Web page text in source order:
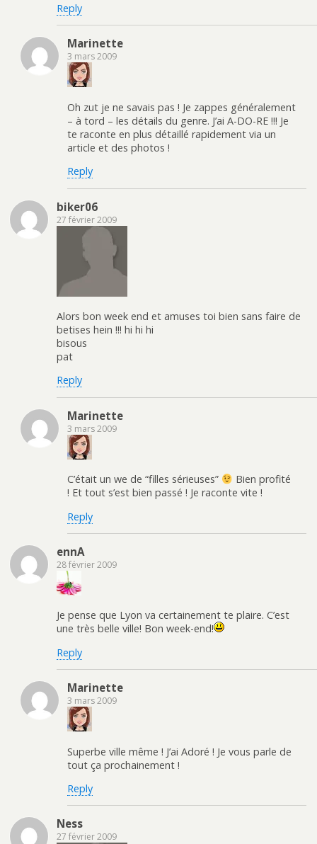
Reply
Marinette
3 mars 2009
Oh zut je ne savais pas ! Je zappes généralement
– à tord – les détails du genre. J’ai A-DO-RE !!! Je
te raconte en plus détaillé rapidement via un
article et des photos !
Reply
biker06
27 février 2009
Alors bon week end et amuses toi bien sans faire de
betises hein !!! hi hi hi
bisous
pat
Reply
Marinette
3 mars 2009
C’était un we de “filles sérieuses”
Bien profité
! Et tout s’est bien passé ! Je raconte vite !
Reply
ennA
28 février 2009
Je pense que Lyon va certainement te plaire. C’est
une très belle ville! Bon week-end!
Reply
Marinette
3 mars 2009
Superbe ville même ! J’ai Adoré ! Je vous parle de
tout ça prochainement !
Reply
Ness
27 février 2009